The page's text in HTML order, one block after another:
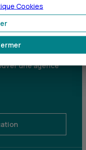
une agence
Cookies